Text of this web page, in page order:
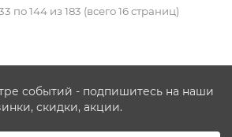
по 144 из 183 (всего 16 страниц)
событий - подпишитесь на наши
скидки, акции.